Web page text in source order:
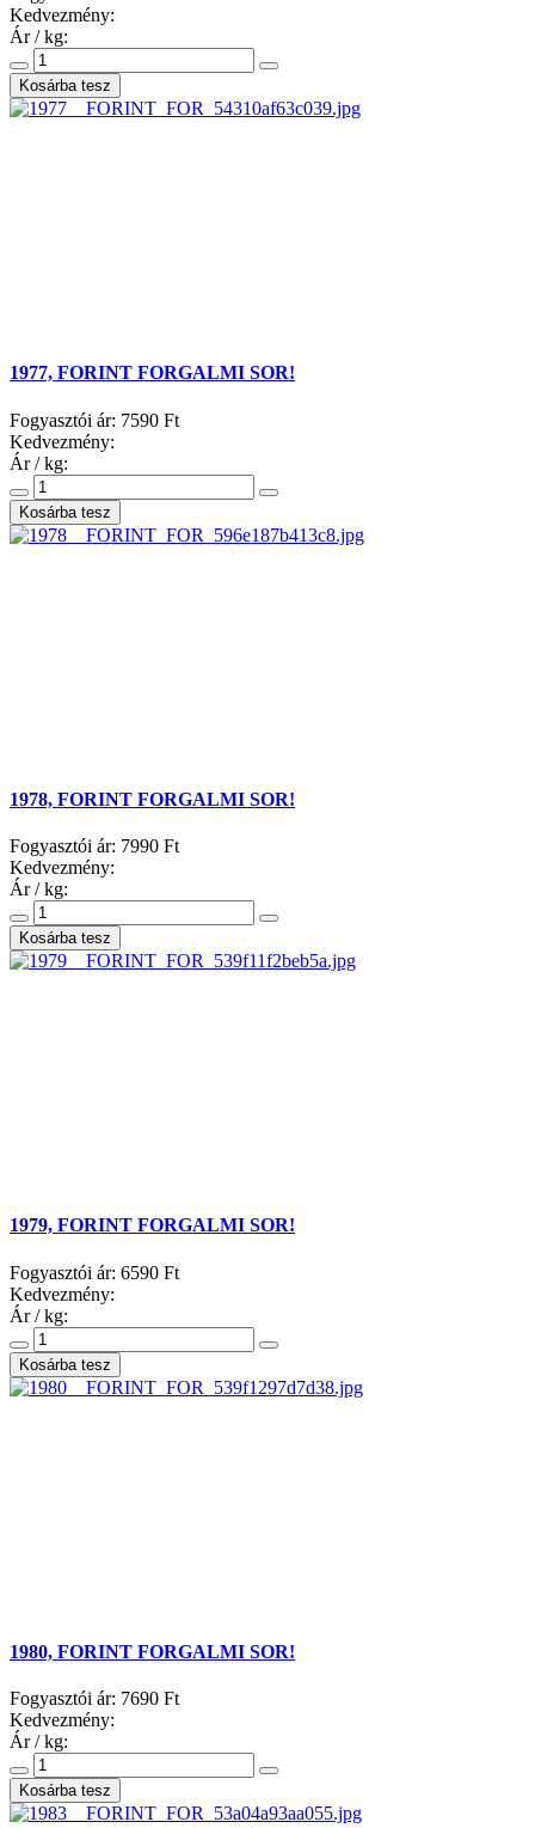
Kedvezmény:
Ár / kg:
1977, FORINT FORGALMI SOR!
Fogyasztói ár: 7590 Ft
Kedvezmény:
Ár / kg:
1978, FORINT FORGALMI SOR!
Fogyasztói ár: 7990 Ft
Kedvezmény:
Ár / kg:
1979, FORINT FORGALMI SOR!
Fogyasztói ár: 6590 Ft
Kedvezmény:
Ár / kg:
1980, FORINT FORGALMI SOR!
Fogyasztói ár: 7690 Ft
Kedvezmény:
Ár / kg: